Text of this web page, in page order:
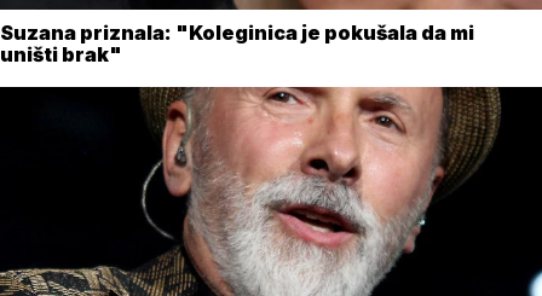
Suzana priznala: "Koleginica je pokušala da mi
uništi brak"